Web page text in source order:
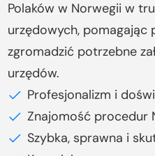
Polaków w Norwegii w
urzędowych, pomagając
zgromadzić potrzebne
urzędów.
Profesjonalizm i
Znajomość procedur
Szybka, sprawna i